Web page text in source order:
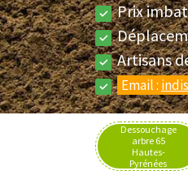
Prix
Artisans
Email :
Dessouchage
arbre 65
Hautes-
Pyrénées